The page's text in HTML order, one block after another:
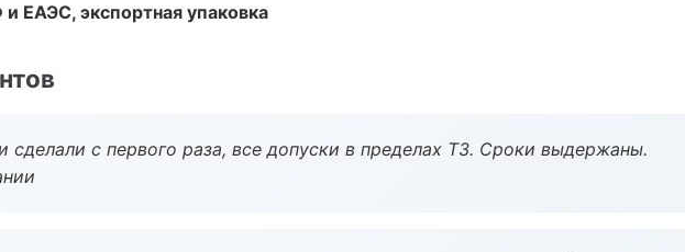
ЕАЭС, экспортная упаковка
сделали с первого раза, все допуски в пределах ТЗ. Сроки выдержаны.